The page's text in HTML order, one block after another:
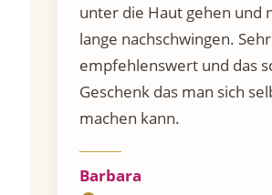
unter die Haut gehen und
lange nachschwingen. Sehr
empfehlenswert und das
Geschenk das man sich
machen kann.
Barbara